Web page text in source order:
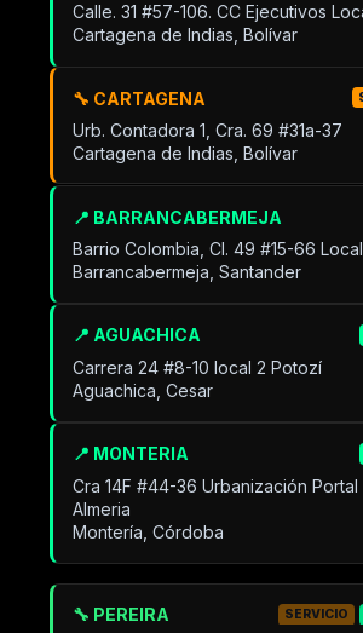
Calle. 31 #57-106. CC Ejecutivos
Cartagena de Indias, Bolívar
🔧 CARTAGENA
Urb. Contadora 1, Cra. 69 #31a-37
Cartagena de Indias, Bolívar
📍 BARRANCABERMEJA
Barrio Colombia, Cl. 49 #15-66
Barrancabermeja, Santander
📍 AGUACHICA
Carrera 24 #8-10 local 2 Potozí
Aguachica, Cesar
📍 MONTERIA
Cra 14F #44-36 Urbanización Portal
Almeria
Montería, Córdoba
🔧 PEREIRA SERVICIO